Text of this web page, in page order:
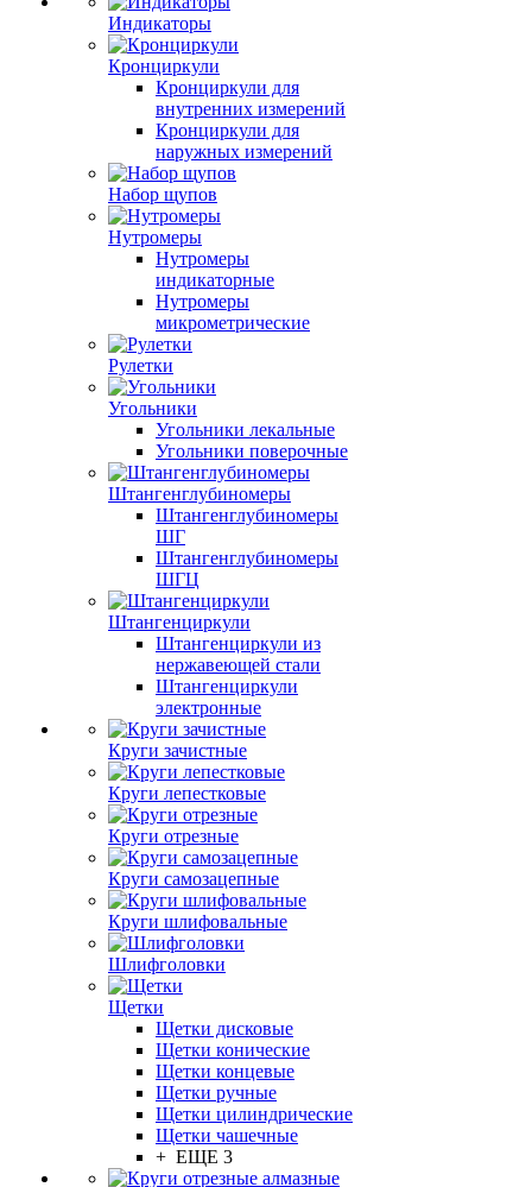
Индикаторы
Кронциркули
Кронциркули для
внутренних измерений
Кронциркули для
наружных измерений
Набор щупов
Нутромеры
Нутромеры
индикаторные
Нутромеры
микрометрические
Рулетки
Угольники
Угольники лекальные
Угольники поверочные
Штангенглубиномеры
Штангенглубиномеры
ШГ
Штангенглубиномеры
ШГЦ
Штангенциркули
Штангенциркули из
нержавеющей стали
Штангенциркули
электронные
Круги зачистные
Круги лепестковые
Круги отрезные
Круги самозацепные
Круги шлифовальные
Шлифголовки
Щетки
Щетки дисковые
Щетки конические
Щетки концевые
Щетки ручные
Щетки цилиндрические
Щетки чашечные
+ ЕЩЕ 3